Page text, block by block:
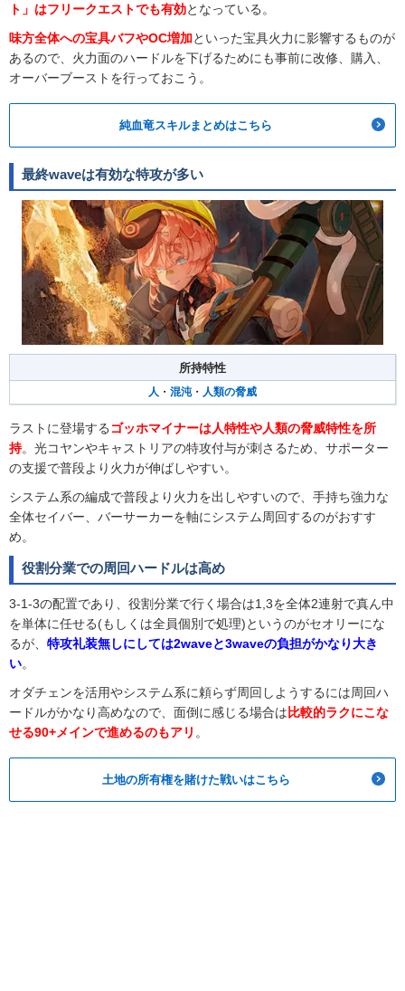
ト」はフリークエストでも有効となっている。
味方全体への宝具バフやOC増加といった宝具火力に影響するものが
あるので、火力面のハードルを下げるためにも事前に改修、購入、
オーバーブーストを行っておこう。
純血竜スキルまとめはこちら
最終waveは有効な特攻が多い
所持特性
人 ・ 混沌・ 人類の脅威
ラストに登場する ゴッホマイナーは人特性や人類の脅威特性を所
持。光コヤンやキャストリアの特攻付与が刺さるため、サポーター
の支援で普段より火力が伸ばしやすい。
システム系の編成で普段より火力を出しやすいので、手持ち強力な
全体セイバー、バーサーカーを軸にシステム周回するのがおすす
め。
役割分業での周回ハードルは高め
3-1-3の配置であり、役割分業で行く場合は1,3を全体2連射で真ん中
を単体に任せる(もしくは全員個別で処理)というのがセオリーにな
るが、 特攻礼装無しにしては2waveと3waveの負担がかなり大き
い。
オダチェンを活用やシステム系に頼らず周回しようするには周回ハ
ードルがかなり高めなので、面倒に感じる場合は比較的ラクにこな
せる90+メインで進めるのもアリ 。
土地の所有権を賭けた戦いはこちら